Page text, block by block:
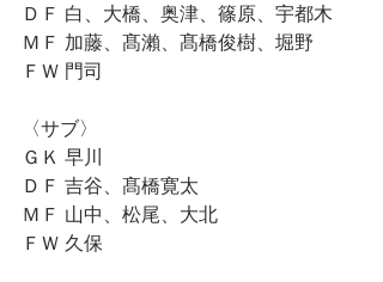
ＤＦ 白、大橋、奥津、篠原、宇都木
ＭＦ 加藤、髙瀨、髙橋俊樹、堀野
ＦＷ 門司
〈サブ〉
ＧＫ 早川
ＤＦ 吉谷、髙橋寛太
ＭＦ 山中、松尾、大北
ＦＷ 久保